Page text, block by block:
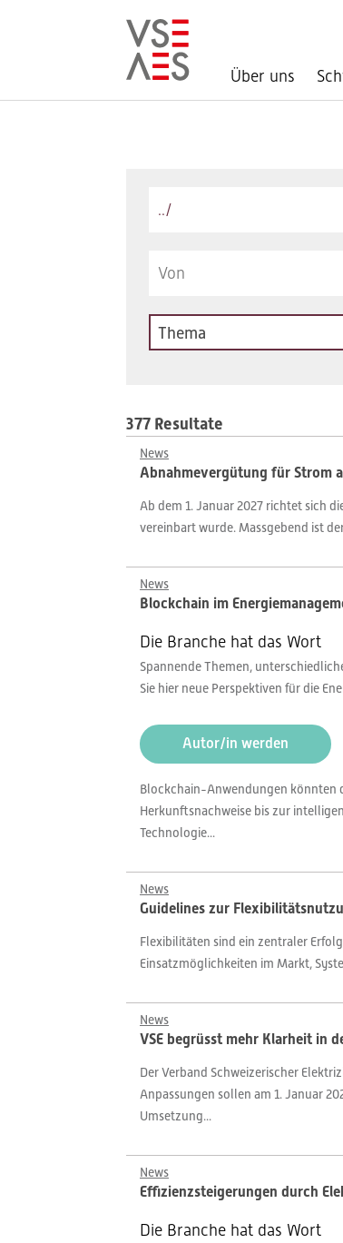
Über uns
Thema
377 Resultate
News
Abnahmevergütung für Strom
Ab dem 1. Januar 2027 richtet sich
vereinbart wurde. Massgebend ist
News
Blockchain im
Die Branche hat das Wort
Spannende Themen,
Sie hier neue Perspektiven für die
Autor/in werden
Blockchain-Anwendungen könnten
Herkunftsnachweise bis zur
Technologie...
News
Guidelines zur
Flexibilitäten sind ein zentraler
Einsatzmöglichkeiten im Markt,
News
VSE begrüsst mehr Klarheit in
Der Verband Schweizerischer
Anpassungen sollen am 1. Januar
Umsetzung...
News
Effizienzsteigerungen durch
Die Branche hat das Wort